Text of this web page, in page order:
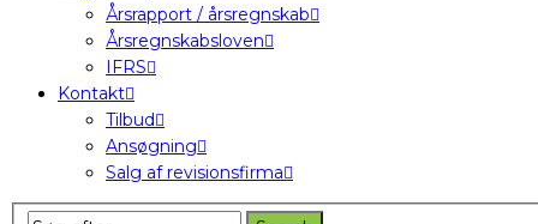
Årsrapport / årsregnskab
Årsregnskabsloven
IFRS
Kontakt
Tilbud
Ansøgning
Salg af revisionsfirma